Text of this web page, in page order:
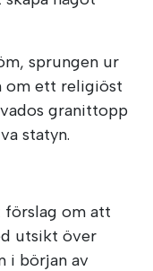
sprungen ur
om ett religiöst
granittopp
statyn.
förslag om att
utsikt över
i början av